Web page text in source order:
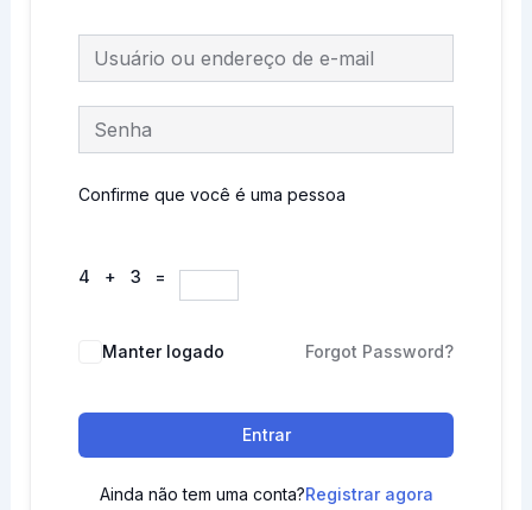
Confirme que você é uma pessoa
4 + 3 =
Manter logado Forgot Password?
Entrar
Ainda não tem uma conta?Registrar agora